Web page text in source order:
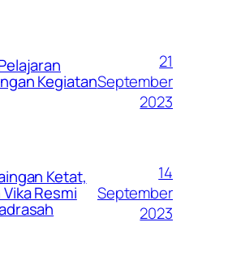
Kegiatan
21
September
2023
Ketat,
Resmi
14
September
2023